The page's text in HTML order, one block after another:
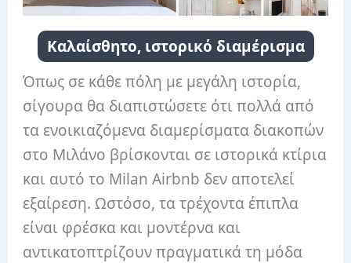
Καλαίσθητο, ιστορικό διαμέρισμα
Όπως σε κάθε πόλη με μεγάλη ιστορία,
σίγουρα θα διαπιστώσετε ότι πολλά από
τα ενοικιαζόμενα διαμερίσματα διακοπών
στο Μιλάνο βρίσκονται σε ιστορικά κτίρια
και αυτό το Milan Airbnb δεν αποτελεί
εξαίρεση. Ωστόσο, τα τρέχοντα έπιπλα
είναι φρέσκα και μοντέρνα και
αντικατοπτρίζουν πραγματικά τη μόδα